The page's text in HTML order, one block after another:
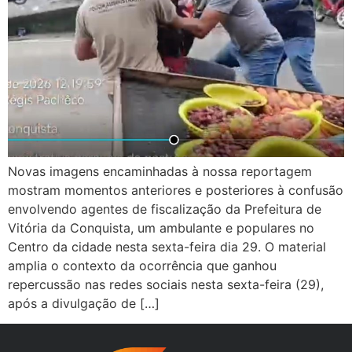
Novas imagens encaminhadas à nossa reportagem
mostram momentos anteriores e posteriores à confusão
envolvendo agentes de fiscalização da Prefeitura de
Vitória da Conquista, um ambulante e populares no
Centro da cidade nesta sexta-feira dia 29. O material
amplia o contexto da ocorrência que ganhou
repercussão nas redes sociais nesta sexta-feira (29),
após a divulgação de […]